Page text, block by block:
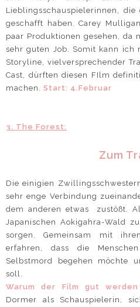
Lieblingsschauspielerinnen,
geschafft haben. Carey
paar Produktionen gesehen, da
sehr guten Job. Somit kann ich
Storyline, vielversprechender
Cast, dürften diesen FIlm
machen. Start: 4.Februar
3. The Forest:
Zum
Die einigien
sehr enge Verbindung
dem anderen etwas zustößt.
Japanischen Aokigahra-Wald
sorgen. Gemeinsam mit
erfahren, dass die
Selbstmord begehen möchte
soll.
Warum der Film gut
Dormer als Schauspielerin,